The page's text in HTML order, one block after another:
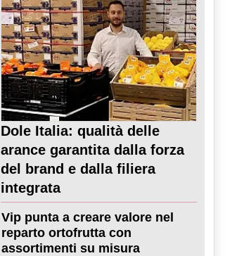
Dole Italia: qualità delle
arance garantita dalla forza
del brand e dalla filiera
integrata
Vip punta a creare valore nel
reparto ortofrutta con
assortimenti su misura